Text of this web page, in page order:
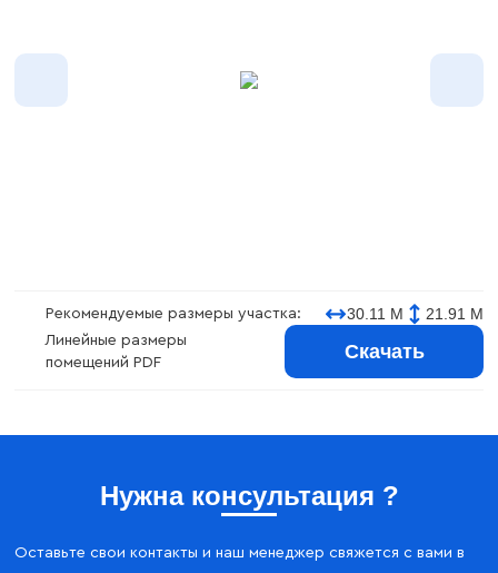
Рекомендуемые размеры участка: 30.11 М 21.91 М
Линейные размеры
помещений PDF
Скачать
Нужна консультация ?
Оставьте свои контакты и наш менеджер свяжется с вами в